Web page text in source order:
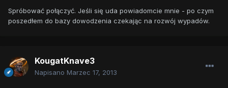
Spróbować połączyć. Jeśli się uda powiadomcie mnie - po czym
poszedłem do bazy dowodzenia czekając na rozwój wypadów.
KougatKnave3
Napisano Marzec 17, 2013